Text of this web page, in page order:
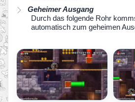
Geheimer Ausgang
Durch das folgende Rohr
automatisch zum geheimen